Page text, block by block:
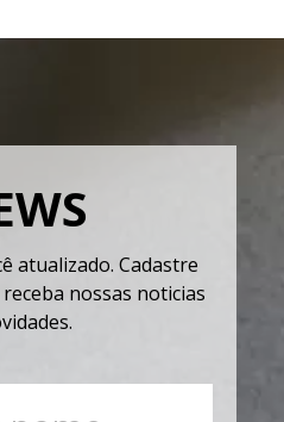
atualizado. Cadastre
nossas noticias